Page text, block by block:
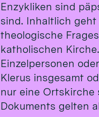
Enzykliken sind
sind. Inhaltlich geht
theologische
katholischen
Einzelpersonen
Klerus insgesamt
nur eine Ortskirche
Dokuments gelten